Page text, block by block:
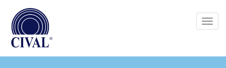
Toggle